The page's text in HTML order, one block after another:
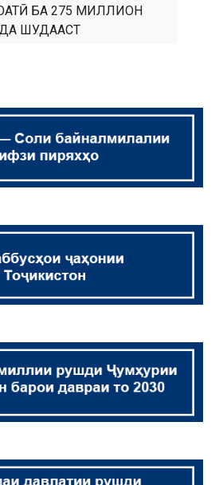
БА 275 МИЛЛИОН
ШУДААСТ